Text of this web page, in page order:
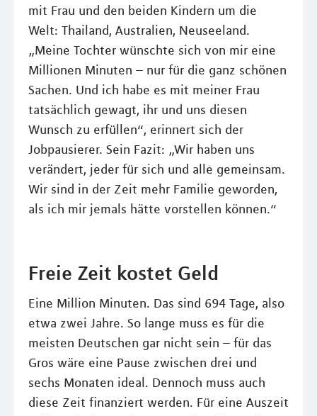
mit Frau und den beiden Kindern um die
Welt: Thailand, Australien, Neuseeland.
„Meine Tochter wünschte sich von mir eine
Millionen Minuten – nur für die ganz schönen
Sachen. Und ich habe es mit meiner Frau
tatsächlich gewagt, ihr und uns diesen
Wunsch zu erfüllen“, erinnert sich der
Jobpausierer. Sein Fazit: „Wir haben uns
verändert, jeder für sich und alle gemeinsam.
Wir sind in der Zeit mehr Familie geworden,
als ich mir jemals hätte vorstellen können.“
Freie Zeit kostet Geld
Eine Million Minuten. Das sind 694 Tage, also
etwa zwei Jahre. So lange muss es für die
meisten Deutschen gar nicht sein – für das
Gros wäre eine Pause zwischen drei und
sechs Monaten ideal. Dennoch muss auch
diese Zeit finanziert werden. Für eine Auszeit